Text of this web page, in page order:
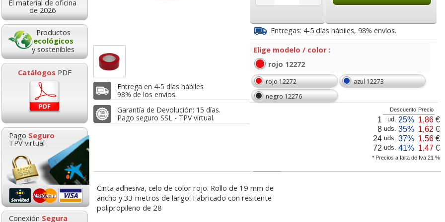
El material de oficina
de 2026
Productos
ecológicos
y sostenibles
Catálogos PDF
Pago Seguro
TPV virtual
Conexión Segura
Entrega en 4-5 días hábiles
98% de los envíos.
Garantía de Devolución: 15 días.
Pago seguro SSL - TPV virtual.
Entregas: 4-5 días hábiles, 98% envíos.
Elige modelo / color :
rojo 12272
rojo 12272
azul 12273
negro 12276
* Precios a falta de Iva 21 %
Descuento Precio
1 ud. 25% 1,86 €
8 uds. 35% 1,62 €
24 uds. 37% 1,56 €
72 uds. 41% 1,47 €
Cinta adhesiva, celo de color rojo. Rollo de 19 mm de
ancho y 33 metros de largo. Fabricado con resitente
polipropileno de 28
2,66 €
con Iva
4,35 0,57
celo
19x66 mts
8 Uds
7,06 €
con Iva
Pegamento Pritt roller
Compact, celo, cinta
desde:
5,26 con Iva 0,69 con Iva
Celo económico, cinta
adhesiva, 19 mm x 33
mts Q-Connect
moldeable maleable
para carboncillo o
grafito
N9K05AE tricolor